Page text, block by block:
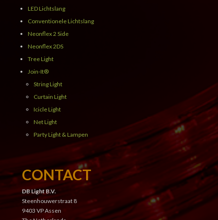
LED Lichtslang
Conventionele Lichtslang
Neonflex 2 Side
Neonflex 2DS
Tree Light
Join-It®
String Light
Curtain Light
Icicle Light
Net Light
Party Light & Lampen
CONTACT
DB Light B.V.
Steenhouwerstraat 8
9403 VP Assen